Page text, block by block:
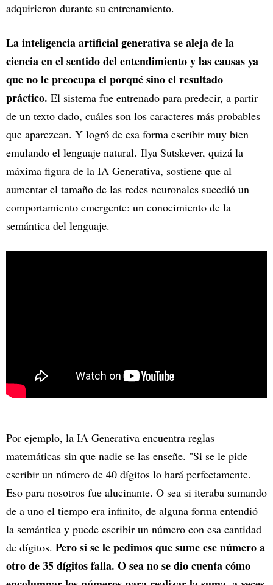
adquirieron durante su entrenamiento.
La inteligencia artificial generativa se aleja de la
ciencia en el sentido del entendimiento y las causas ya
que no le preocupa el porqué sino el resultado
práctico. El sistema fue entrenado para predecir, a partir
de un texto dado, cuáles son los caracteres más probables
que aparezcan. Y logró de esa forma escribir muy bien
emulando el lenguaje natural. Ilya Sutskever, quizá la
máxima figura de la IA Generativa, sostiene que al
aumentar el tamaño de las redes neuronales sucedió un
comportamiento emergente: un conocimiento de la
semántica del lenguaje.
Por ejemplo, la IA Generativa encuentra reglas
matemáticas sin que nadie se las enseñe. "Si se le pide
escribir un número de 40 dígitos lo hará perfectamente.
Eso para nosotros fue alucinante. O sea si iteraba sumando
de a uno el tiempo era infinito, de alguna forma entendió
la semántica y puede escribir un número con esa cantidad
de dígitos. Pero si se le pedimos que sume ese número a
otro de 35 dígitos falla. O sea no se dio cuenta cómo